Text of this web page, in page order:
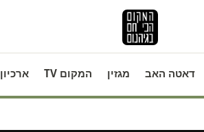
דאטה האב מגזין המקום TV ארכיון